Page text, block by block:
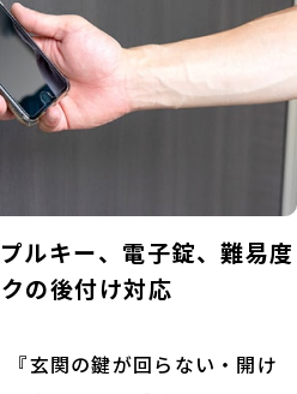
ルキー、電子錠、難易度
の後付け対応
『玄関の鍵が回らない・開け